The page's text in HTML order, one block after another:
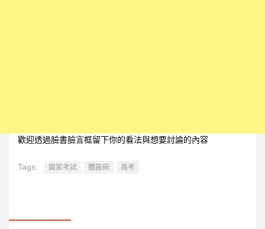
歡迎透過臉書臉言框留下你的看法與想要討論的內容
Tags: 國家考試 體飯碗 高考